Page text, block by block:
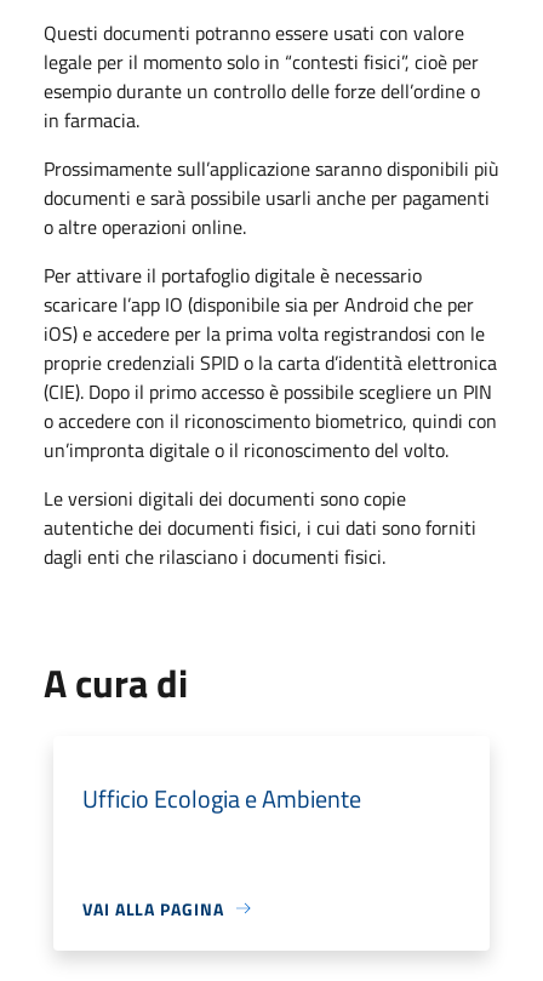
Questi documenti potranno essere usati con valore
legale per il momento solo in “contesti fisici”, cioè per
esempio durante un controllo delle forze dell’ordine o
in farmacia.
Prossimamente sull’applicazione saranno disponibili più
documenti e sarà possibile usarli anche per pagamenti
o altre operazioni online.
Per attivare il portafoglio digitale è necessario
scaricare l’app IO (disponibile sia per Android che per
iOS) e accedere per la prima volta registrandosi con le
proprie credenziali SPID o la carta d’identità elettronica
(CIE). Dopo il primo accesso è possibile scegliere un PIN
o accedere con il riconoscimento biometrico, quindi con
un’impronta digitale o il riconoscimento del volto.
Le versioni digitali dei documenti sono copie
autentiche dei documenti fisici, i cui dati sono forniti
dagli enti che rilasciano i documenti fisici.
A cura di
Ufficio Ecologia e Ambiente
VAI ALLA PAGINA